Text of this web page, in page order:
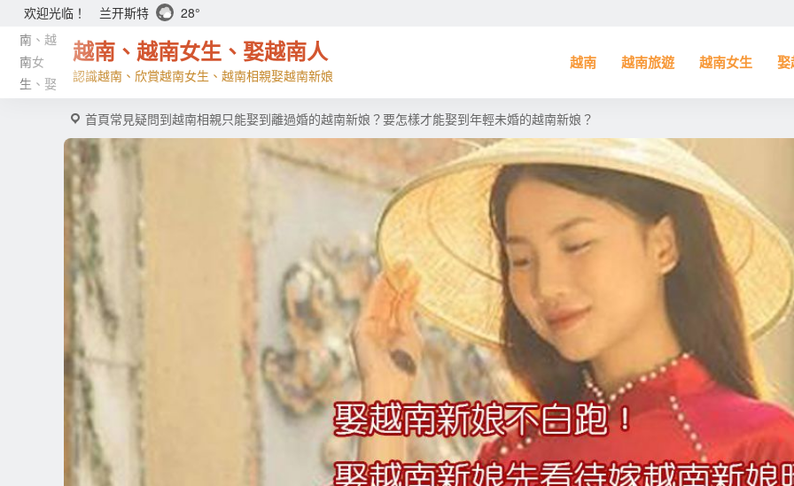
欢迎光临！ 兰开斯特 28°
越南、越南女生、娶越南人
認識越南、欣賞越南女生、越南相親娶越南新娘
越南 越南旅遊 越南女生 娶
首頁常見疑問到越南相親只能娶到離過婚的越南新娘？要怎樣才能娶到年輕未婚的越南新娘？